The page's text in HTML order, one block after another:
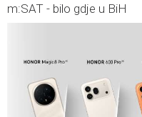
m:SAT - bilo gdje u BiH